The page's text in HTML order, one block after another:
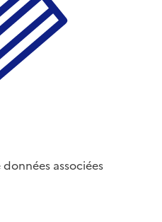
associées